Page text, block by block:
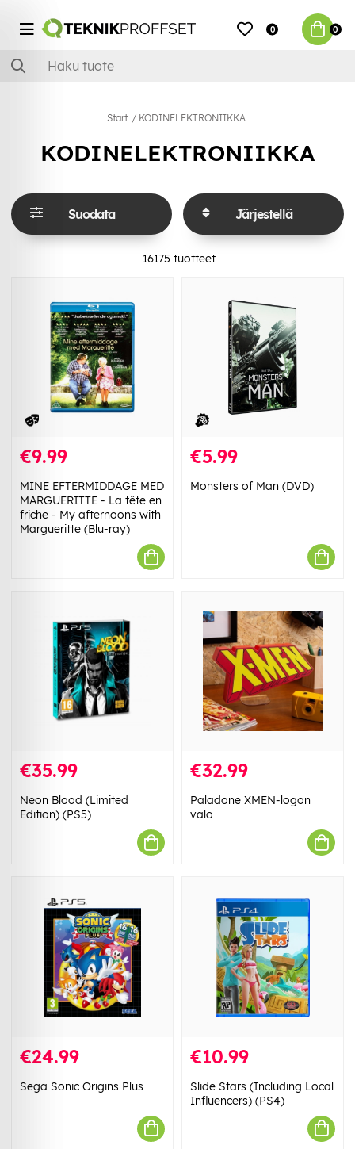
0 0
Start KODINELEKTRONIIKKA
KODINELEKTRONIIKKA
Suodata Järjestellä
16175 tuotteet
€9.99
MINE EFTERMIDDAGE MED
MARGUERITTE - La tête en
friche - My afternoons with
Margueritte (Blu-ray)
€5.99
Monsters of Man (DVD)
€35.99
Neon Blood (Limited
Edition) (PS5)
€32.99
Paladone XMEN-logon
valo
€24.99
Sega Sonic Origins Plus
€10.99
Slide Stars (Including Local
Influencers) (PS4)